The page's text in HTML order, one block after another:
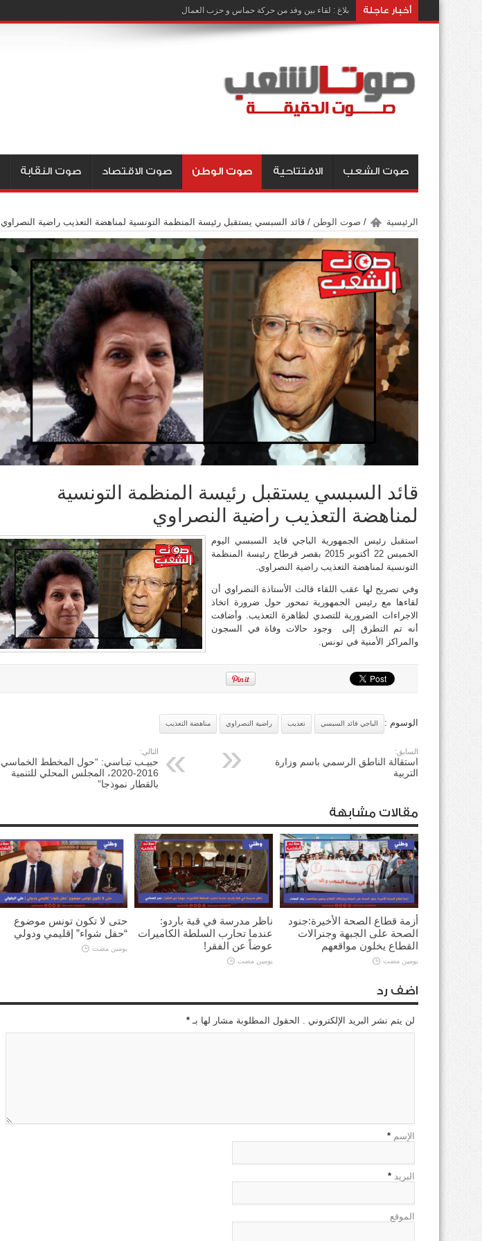
أخبار عاجلة بلاغ : لقاء بين وفد من حركة حماس و حزب العمال
صوت الشعب الافتتاحية صوت الوطن صوت الاقتصاد صوت النقابة
الرئيسية / صوت الوطن / قائد السبسي يستقبل رئيسة المنظمة التونسية لمناهضة التعذيب راضية النصراوي
قائد السبسي يستقبل رئيسة المنظمة التونسية
لمناهضة التعذيب راضية النصراوي
استقبل رئيس الجمهورية الباجي قايد السبسي اليوم
الخميس 22 أكتوبر 2015 بقصر قرطاج رئيسة المنظمة
التونسية لمناهضة التعذيب راضية النصراوي.
وفي تصريح لها عقب اللقاء قالت الأستاذة النصراوي أن
لقاءها مع رئيس الجمهورية تمحور حول ضرورة اتخاذ
الاجراءات الضرورية للتصدي لظاهرة التعذيب. وأضافت
أنه تم التطرق إلى وجود حالات وفاة في السجون
والمراكز الأمنية في تونس.
الوسوم : الباجي قائد السبسي تعذيب راضية النصراوي مناهضة التعذيب
السابق:
استقالة الناطق الرسمي باسم وزارة
التربية
التالي:
حبيـب تبـاسي: “حول المخطط الخماسي
2016-2020، المجلس المحلي للتنمية
بالقطار نموذجا”
مقالات مشابهة
أزمة قطاع الصحة الأخيرة:جنود
الصحة على الجبهة وجنرالات
القطاع يخلون مواقعهم
يومين مضت
ناظر مدرسة في قبة باردو:
عندما تحارب السلطة الكاميرات
عوضاً عن الفقر!
يومين مضت
حتى لا تكون تونس موضوع
“حفل شواء” إقليمي ودولي
يومين مضت
اضف رد
لن يتم نشر البريد الإلكتروني . الحقول المطلوبة مشار لها بـ *
الإسم *
البريد *
الموقع